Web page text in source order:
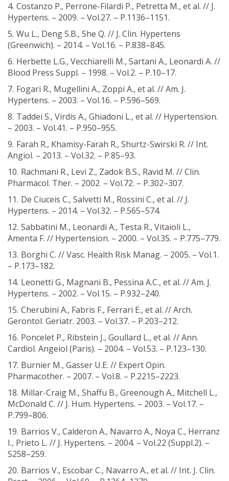
Costanzo P., Perrone-Filardi P., Petretta M., et al. // J.
Hypertens. – 2009. – Vol.27. – P.1136–1151.
Wu L., Deng S.B., She Q. // J. Clin. Hypertens
(Greenwich). – 2014. – Vol.16. – P.838–845.
Herbette L.G., Vecchiarelli M., Sartani A., Leonardi A. //
Blood Press Suppl. – 1998. – Vol.2. – P.10–17.
Fogari R., Mugellini A., Zoppi A., et al. // Am. J.
Hypertens. – 2003. – Vol.16. – P.596–569.
Taddei S., Virdis A., Ghiadoni L., et al. // Hypertension.
– 2003. – Vol.41. – P.950–955.
Farah R., Khamisy-Farah R., Shurtz-Swirski R. // Int.
Angiol. – 2013. – Vol.32. – P.85–93.
Rachmani R., Levi Z., Zadok B.S., Ravid M. // Clin.
Pharmacol. Ther. – 2002. – Vol.72. – P.302–307.
De Ciuceis C., Salvetti M., Rossini C., et al. // J.
Hypertens. – 2014. – Vol.32. – P.565–574.
Sabbatini M., Leonardi A., Testa R., Vitaioli L.,
Amenta F. // Hypertension. – 2000. – Vol.35. – P.775–779.
Borghi C. // Vasc. Health Risk Manag. – 2005. – Vol.1.
– P.173–182.
Leonetti G., Magnani B., Pessina A.C., et al. // Am. J.
Hypertens. – 2002. – Vol.15. – P.932–240.
Cherubini A., Fabris F., Ferrari E., et al. // Arch.
Gerontol. Geriatr. 2003. – Vol.37. – P.203–212.
Poncelet P., Ribstein J., Goullard L., et al. // Ann.
Cardiol. Angeiol (Paris). – 2004. – Vol.53. – P.123–130.
Burnier M., Gasser U.E. // Expert Opin.
Pharmacother. – 2007. – Vol.8. – P.2215–2223.
Millar-Craig M., Shaffu B., Greenough A., Mitchell L.,
McDonald C. // J. Hum. Hypertens. – 2003. – Vol.17. –
P.799–806.
Barrios V., Calderon A., Navarro A., Noya C., Herranz
I., Prieto L. // J. Hypertens. – 2004. – Vol.22 (Suppl.2). –
S258–259.
Barrios V., Escobar C., Navarro A., et al. // Int. J. Clin.